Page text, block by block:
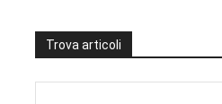
Trova articoli